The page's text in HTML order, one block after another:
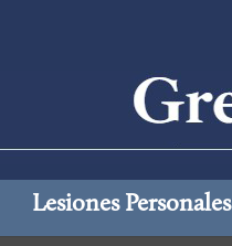
Lesiones Personales